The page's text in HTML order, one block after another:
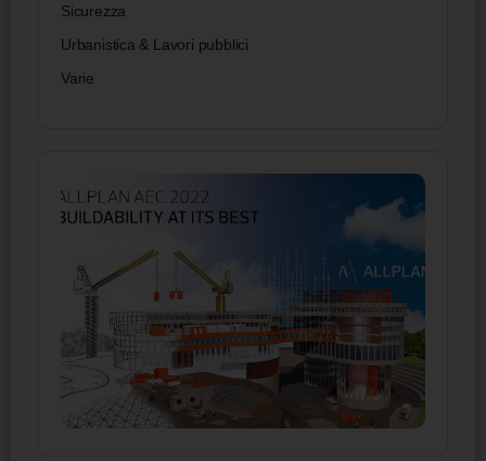
Sicurezza
Urbanistica & Lavori pubblici
Varie